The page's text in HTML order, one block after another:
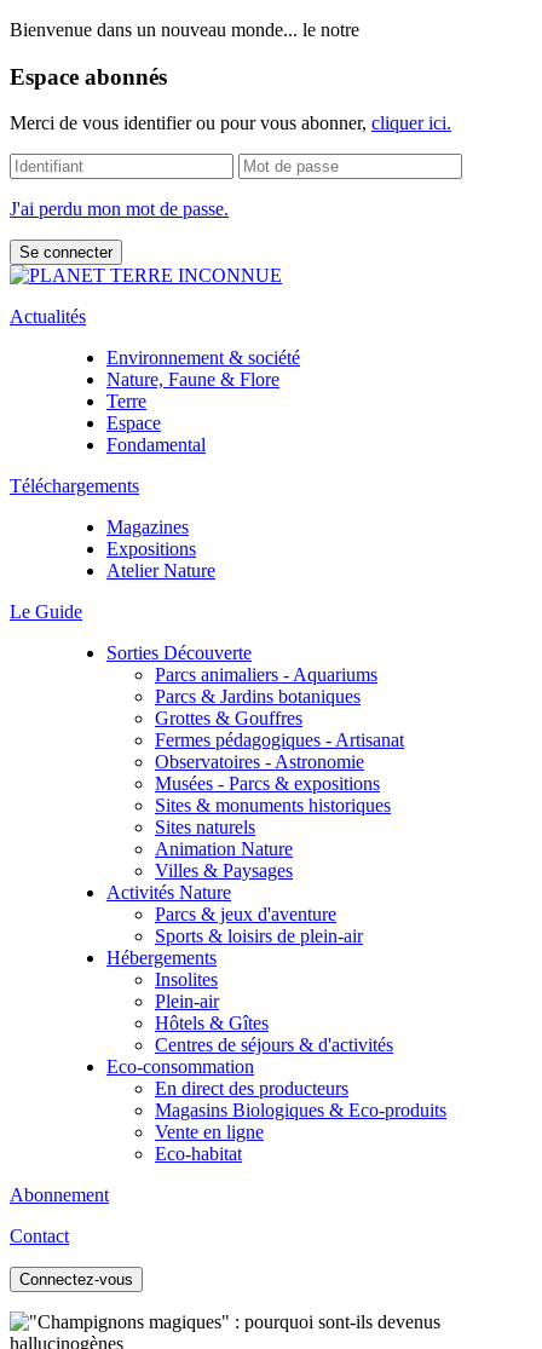
Bienvenue dans un nouveau monde... le notre
Espace abonnés
Merci de vous identifier ou pour vous abonner, cliquer ici.
J'ai perdu mon mot de passe.
Actualités
Environnement & société
Nature, Faune & Flore
Terre
Espace
Fondamental
Téléchargements
Magazines
Expositions
Atelier Nature
Le Guide
Sorties Découverte
Parcs animaliers - Aquariums
Parcs & Jardins botaniques
Grottes & Gouffres
Fermes pédagogiques - Artisanat
Observatoires - Astronomie
Musées - Parcs & expositions
Sites & monuments historiques
Sites naturels
Animation Nature
Villes & Paysages
Activités Nature
Parcs & jeux d'aventure
Sports & loisirs de plein-air
Hébergements
Insolites
Plein-air
Hôtels & Gîtes
Centres de séjours & d'activités
Eco-consommation
En direct des producteurs
Magasins Biologiques & Eco-produits
Vente en ligne
Eco-habitat
Abonnement
Contact
Connectez-vous